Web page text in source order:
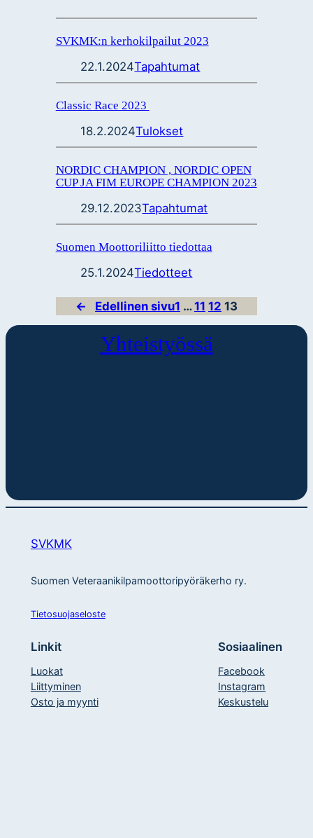
SVKMK:n kerhokilpailut 2023
22.1.2024Tapahtumat
Classic Race 2023
18.2.2024Tulokset
NORDIC CHAMPION , NORDIC OPEN
CUP JA FIM EUROPE CHAMPION 2023
29.12.2023Tapahtumat
Suomen Moottoriliitto tiedottaa
25.1.2024Tiedotteet
← Edellinen sivu1 … 11 12 13
Yhteistyössä
SVKMK
Suomen Veteraanikilpamoottoripyöräkerho ry.
Tietosuojaseloste
Linkit
Luokat
Liittyminen
Osto ja myynti
Sosiaalinen
Facebook
Instagram
Keskustelu